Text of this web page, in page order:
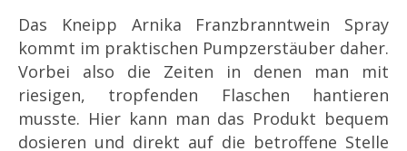
Das Kneipp Arnika Franzbranntwein Spray
kommt im praktischen Pumpzerstäuber daher.
Vorbei also die Zeiten in denen man mit
riesigen, tropfenden Flaschen hantieren
musste. Hier kann man das Produkt bequem
dosieren und direkt auf die betroffene Stelle